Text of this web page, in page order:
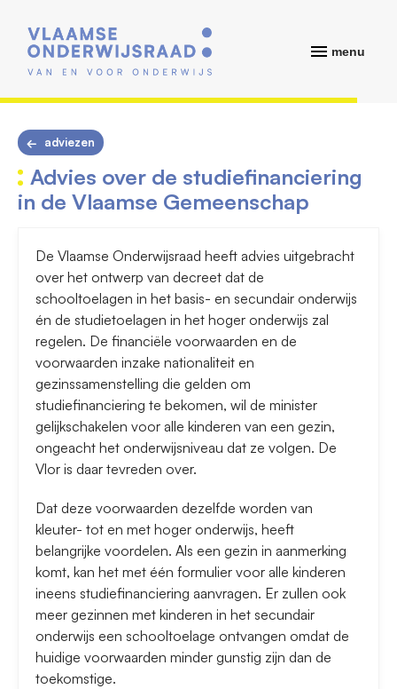
menu
adviezen
Advies over de studiefinanciering
in de Vlaamse Gemeenschap
De Vlaamse Onderwijsraad heeft advies uitgebracht
over het ontwerp van decreet dat de
schooltoelagen in het basis- en secundair onderwijs
én de studietoelagen in het hoger onderwijs zal
regelen. De financiële voorwaarden en de
voorwaarden inzake nationaliteit en
gezinssamenstelling die gelden om
studiefinanciering te bekomen, wil de minister
gelijkschakelen voor alle kinderen van een gezin,
ongeacht het onderwijsniveau dat ze volgen. De
Vlor is daar tevreden over.
Dat deze voorwaarden dezelfde worden van
kleuter- tot en met hoger onderwijs, heeft
belangrijke voordelen. Als een gezin in aanmerking
komt, kan het met één formulier voor alle kinderen
ineens studiefinanciering aanvragen. Er zullen ook
meer gezinnen met kinderen in het secundair
onderwijs een schooltoelage ontvangen omdat de
huidige voorwaarden minder gunstig zijn dan de
toekomstige.